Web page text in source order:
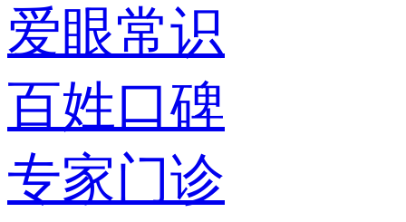
爱眼常识
百姓口碑
专家门诊